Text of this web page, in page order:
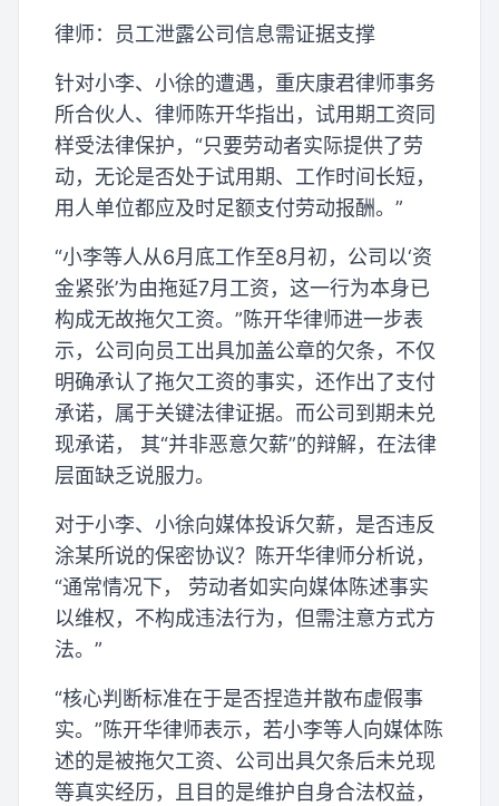
律师：员工泄露公司信息需证据支撑
针对小李、小徐的遭遇，重庆康君律师事务
所合伙人、律师陈开华指出，试用期工资同
样受法律保护，“只要劳动者实际提供了劳
动，无论是否处于试用期、工作时间长短，
用人单位都应及时足额支付劳动报酬。”
“小李等人从6月底工作至8月初，公司以‘资
金紧张’为由拖延7月工资，这一行为本身已
构成无故拖欠工资。”陈开华律师进一步表
示，公司向员工出具加盖公章的欠条，不仅
明确承认了拖欠工资的事实，还作出了支付
承诺，属于关键法律证据。而公司到期未兑
现承诺， 其“并非恶意欠薪”的辩解，在法律
层面缺乏说服力。
对于小李、小徐向媒体投诉欠薪，是否违反
涂某所说的保密协议？陈开华律师分析说，
“通常情况下， 劳动者如实向媒体陈述事实
以维权，不构成违法行为，但需注意方式方
法。”
“核心判断标准在于是否捏造并散布虚假事
实。”陈开华律师表示，若小李等人向媒体陈
述的是被拖欠工资、公司出具欠条后未兑现
等真实经历，且目的是维护自身合法权益，